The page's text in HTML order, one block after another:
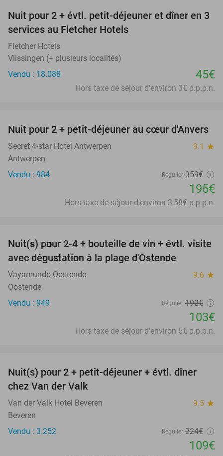
Nuit pour 2 + évtl. petit-déjeuner et dîner en 3
services au Fletcher Hotels
Fletcher Hotels
Vlissingen (+ plusieurs localités)
Vendu : 18.088
45€
Hors taxe de séjour d'environ 3€ p.p.p.n.
46%
Nuit pour 2 + petit-déjeuner au cœur d'Anvers
Secret 4-star Hotel Antwerpen 9.1 star
Antwerpen
Vendu : 984
Régulier 359€
195€
Hors taxe de séjour d'environ 3,58€ p.p.p.n.
46%
Nuit(s) pour 2-4 + bouteille de vin + évtl. visite
avec dégustation à la plage d'Ostende
Vayamundo Oostende 9.6 star
Oostende
Vendu : 949
Régulier 192€
103€
Hors taxe de séjour d'environ 5€ p.p.p.n.
51%
Nuit(s) pour 2 + petit-déjeuner + évtl. dîner
chez Van der Valk
Van der Valk Hotel Beveren 9.5 star
Beveren
Vendu : 3.252
Régulier 224€
109€